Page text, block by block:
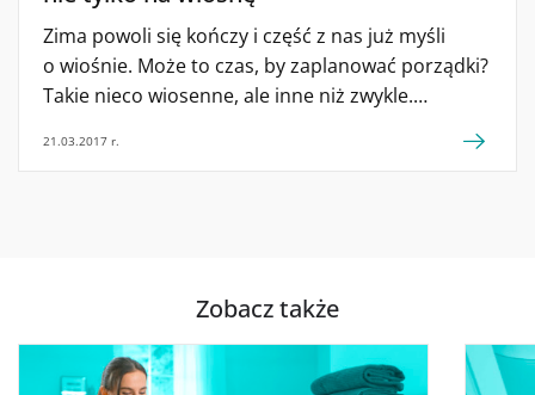
Zima powoli się kończy i część z nas już myśli
o wiośnie. Może to czas, by zaplanować porządki?
Takie nieco wiosenne, ale inne niż zwykle.
duże wyzwania, a wystarczy postawić kilka […]
21.03.2017 r.
Zobacz także